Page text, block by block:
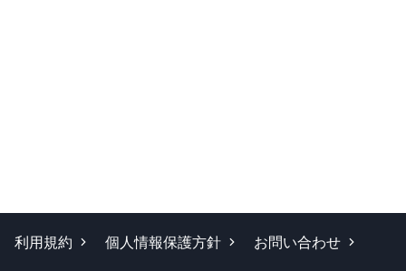
利用規約 個人情報保護方針 お問い合わせ